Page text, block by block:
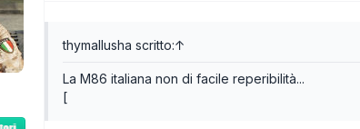
thymallusha scritto:↑
La M86 italiana non di facile reperibilità...
[